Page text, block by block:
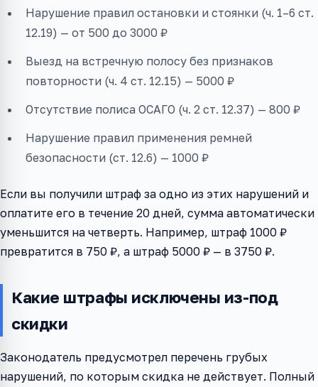
Нарушение правил остановки и стоянки (ч. 1–6 ст.
12.19) — от 500 до 3000 ₽
Выезд на встречную полосу без признаков
повторности (ч. 4 ст. 12.15) — 5000 ₽
Отсутствие полиса ОСАГО (ч. 2 ст. 12.37) — 800 ₽
Нарушение правил применения ремней
безопасности (ст. 12.6) — 1000 ₽
Если вы получили штраф за одно из этих нарушений и
оплатите его в течение 20 дней, сумма автоматически
уменьшится на четверть. Например, штраф 1000 ₽
превратится в 750 ₽, а штраф 5000 ₽ — в 3750 ₽.
Какие штрафы исключены из-под
скидки
Законодатель предусмотрел перечень грубых
нарушений, по которым скидка не действует. Полный